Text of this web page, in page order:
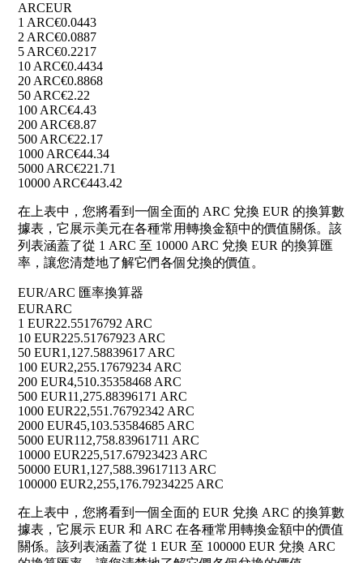
ARCEUR
1 ARC€0.0443
2 ARC€0.0887
5 ARC€0.2217
10 ARC€0.4434
20 ARC€0.8868
50 ARC€2.22
100 ARC€4.43
200 ARC€8.87
500 ARC€22.17
1000 ARC€44.34
5000 ARC€221.71
10000 ARC€443.42
在上表中，您將看到一個全面的 ARC 兌換 EUR 的換算數
據表，它展示美元在各種常用轉換金額中的價值關係。該
列表涵蓋了從 1 ARC 至 10000 ARC 兌換 EUR 的換算匯
率，讓您清楚地了解它們各個兌換的價值。
EUR/ARC 匯率換算器
EURARC
1 EUR22.55176792 ARC
10 EUR225.51767923 ARC
50 EUR1,127.58839617 ARC
100 EUR2,255.17679234 ARC
200 EUR4,510.35358468 ARC
500 EUR11,275.88396171 ARC
1000 EUR22,551.76792342 ARC
2000 EUR45,103.53584685 ARC
5000 EUR112,758.83961711 ARC
10000 EUR225,517.67923423 ARC
50000 EUR1,127,588.39617113 ARC
100000 EUR2,255,176.79234225 ARC
在上表中，您將看到一個全面的 EUR 兌換 ARC 的換算數
據表，它展示 EUR 和 ARC 在各種常用轉換金額中的價值
關係。該列表涵蓋了從 1 EUR 至 100000 EUR 兌換 ARC